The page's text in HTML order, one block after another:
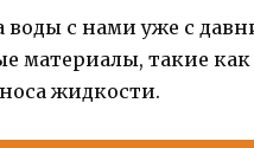
воды с нами уже с
материалы, такие
жидкости.